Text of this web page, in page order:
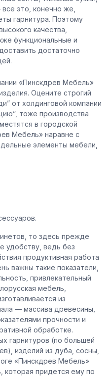
это, конечно же,
гарнитура. Поэтому
качества,
функциональные и
достаточно
«Пинскдрев Мебель»
Оцените строгий
от холдинговой компании
тоже производства
в городской
Мебель» наравне с
элементы мебели,
то здесь прежде
удобству, ведь без
продуктивная работа
важны такие показатели,
привлекательный
мебель,
из
— массива древесины,
прочности и
обработке.
гарнитуров (по большей
изделий из дуба, сосны,
«Пинскдрев Мебель»
которая придется ему по